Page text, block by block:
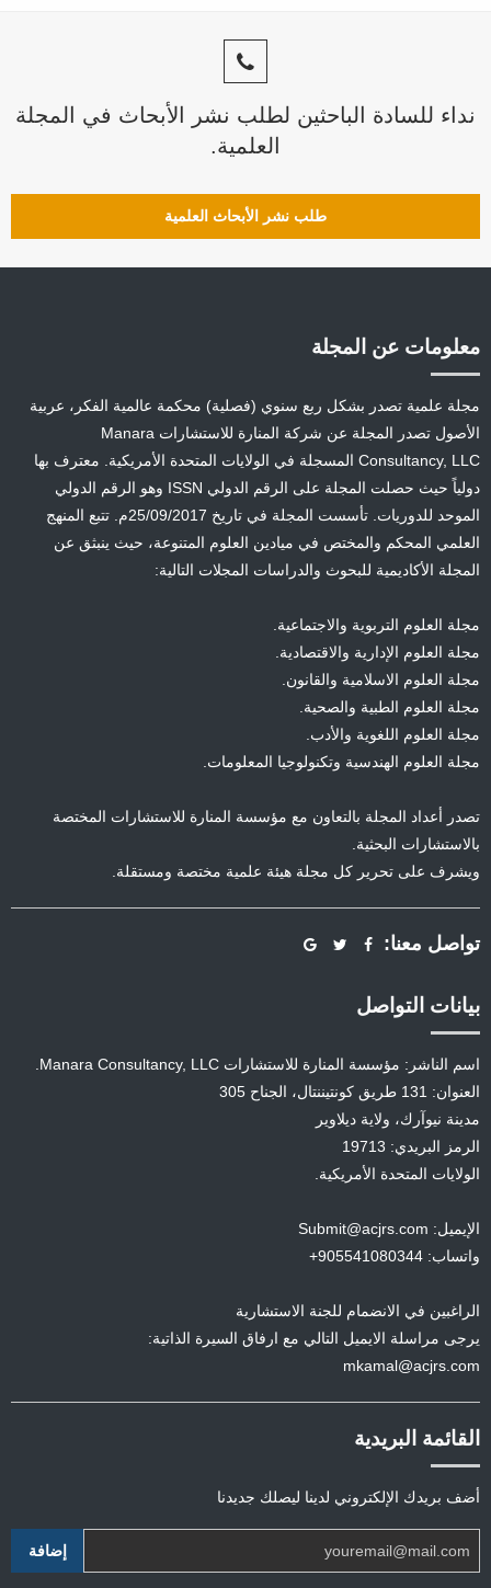
نداء للسادة الباحثين لطلب نشر الأبحاث في المجلة
العلمية.
طلب نشر الأبحاث العلمية
معلومات عن المجلة
مجلة علمية تصدر بشكل ربع سنوي (فصلية) محكمة عالمية الفكر، عربية
الأصول تصدر المجلة عن شركة المنارة للاستشارات Manara
Consultancy, LLC المسجلة في الولايات المتحدة الأمريكية. معترف بها
دولياً حيث حصلت المجلة على الرقم الدولي ISSN وهو الرقم الدولي
الموحد للدوريات. تأسست المجلة في تاريخ 25/09/2017م. تتبع المنهج
العلمي المحكم والمختص في ميادين العلوم المتنوعة، حيث ينبثق عن
المجلة الأكاديمية للبحوث والدراسات المجلات التالية:
مجلة العلوم التربوية والاجتماعية.
مجلة العلوم الإدارية والاقتصادية.
مجلة العلوم الاسلامية والقانون.
مجلة العلوم الطبية والصحية.
مجلة العلوم اللغوية والأدب.
مجلة العلوم الهندسية وتكنولوجيا المعلومات.
تصدر أعداد المجلة بالتعاون مع مؤسسة المنارة للاستشارات المختصة
بالاستشارات البحثية.
ويشرف على تحرير كل مجلة هيئة علمية مختصة ومستقلة.
تواصل معنا:
بيانات التواصل
اسم الناشر: مؤسسة المنارة للاستشارات Manara Consultancy, LLC.
العنوان: 131 طريق كونتيننتال، الجناح 305
مدينة نيوآرك، ولاية ديلاوير
الرمز البريدي: 19713
الولايات المتحدة الأمريكية.
الإيميل: Submit@acjrs.com
واتساب: 905541080344+
الراغبين في الانضمام للجنة الاستشارية
يرجى مراسلة الايميل التالي مع ارفاق السيرة الذاتية:
mkamal@acjrs.com
القائمة البريدية
أضف بريدك الإلكتروني لدينا ليصلك جديدنا